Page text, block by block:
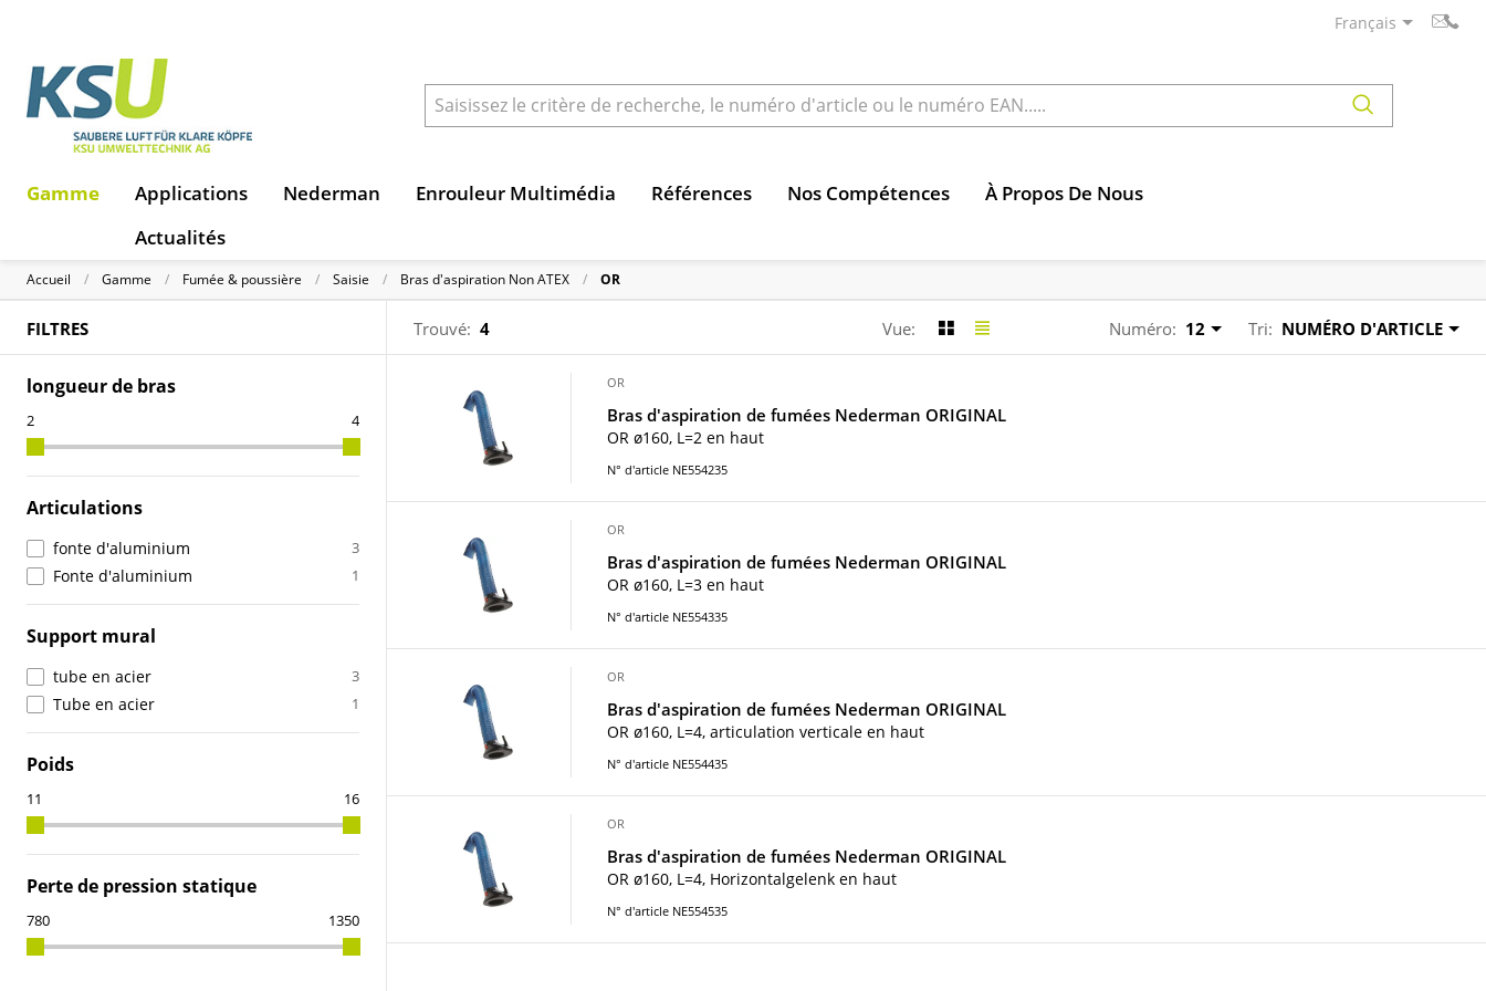
Français
Gamme Applications Nederman Enrouleur Multimédia Références Nos Compétences
À Propos De Nous
Actualités
Accueil Gamme Fumée & poussière Saisie Bras d'aspiration Non ATEX OR
FILTRES Trouvé: 4 Vue: Numéro: 12 Tri: NUMÉRO D'ARTICLE
longueur de bras
Articulations
fonte d'aluminium 3
Fonte d'aluminium 1
Support mural
tube en acier 3
Tube en acier 1
Poids
Perte de pression statique
OR
Bras d'aspiration de fumées Nederman ORIGINAL
OR ø160, L=2 en haut
N° d'article NE554235
OR
Bras d'aspiration de fumées Nederman ORIGINAL
OR ø160, L=3 en haut
N° d'article NE554335
OR
Bras d'aspiration de fumées Nederman ORIGINAL
OR ø160, L=4, articulation verticale en haut
N° d'article NE554435
OR
Bras d'aspiration de fumées Nederman ORIGINAL
OR ø160, L=4, Horizontalgelenk en haut
N° d'article NE554535